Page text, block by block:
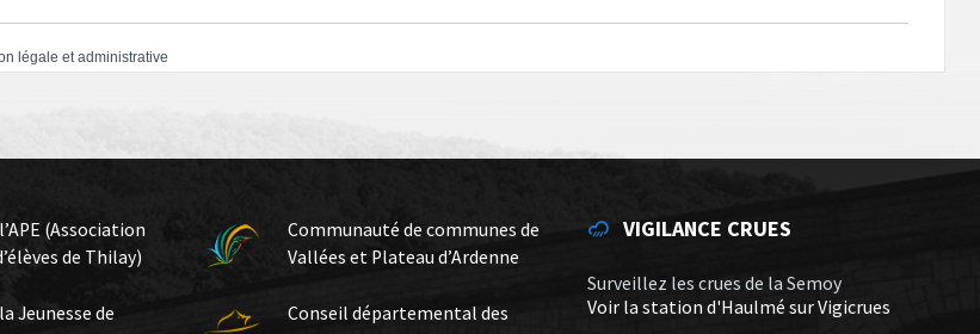
légale et administrative
(Association
de Thilay)
Jeunesse de
Communauté de communes de
Vallées et Plateau d’Ardenne
Conseil départemental des
VIGILANCE CRUES
Surveillez les crues de la Semoy
Voir la station d'Haulmé sur Vigicrues